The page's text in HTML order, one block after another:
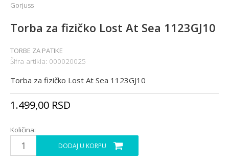
Gorjuss
Torba za fizičko Lost At Sea 1123GJ10
TORBE ZA PATIKE
Šifra artikla: 000020025
Torba za fizičko Lost At Sea 1123GJ10
1.499,00 RSD
Količina:
DODAJ U KORPU